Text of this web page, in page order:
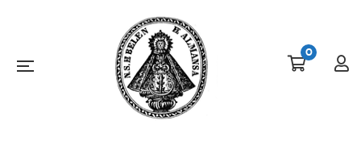
0